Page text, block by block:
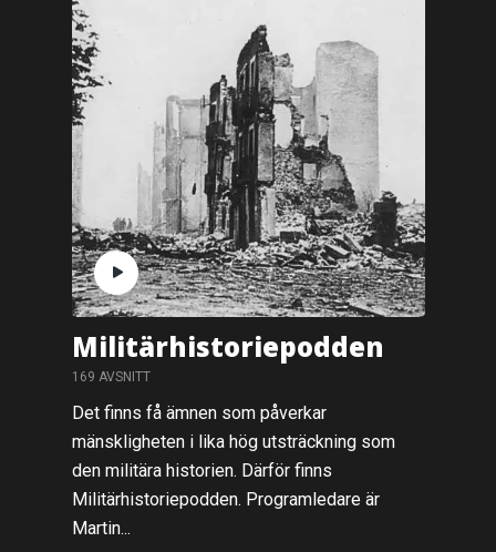
Militärhistoriepodden
169 AVSNITT
Det finns få ämnen som påverkar
mänskligheten i lika hög utsträckning som
den militära historien. Därför finns
Militärhistoriepodden. Programledare är
Martin...